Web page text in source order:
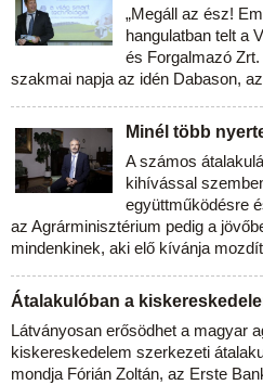
„Megáll az ész!
hangulatban telt a
és Forgalmazó
szakmai napja az idén Dabason,
Minél több
A számos
kihívással
együttműködésre
az Agrárminisztérium pedig a
mindenkinek, aki elő kívánja
Átalakulóban a
Látványosan erősödhet a magyar
kiskereskedelem szerkezeti
mondja Fórián Zoltán, az Erste